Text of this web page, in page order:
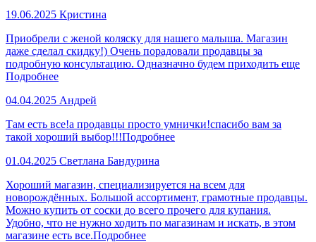
19.06.2025 Кристина
Приобрели с женой коляску для нашего малыша. Магазин
даже сделал скидку!) Очень порадовали продавцы за
подробную консультацию. Одназначно будем приходить еще
Подробнее
04.04.2025 Андрей
Там есть все!а продавцы просто умнички!спасибо вам за
такой хороший выбор!!!Подробнее
01.04.2025 Светлана Бандурина
Хороший магазин, специализируется на всем для
новорождённых. Большой ассортимент, грамотные продавцы.
Можно купить от соски до всего прочего для купания.
Удобно, что не нужно ходить по магазинам и искать, в этом
магазине есть все.Подробнее